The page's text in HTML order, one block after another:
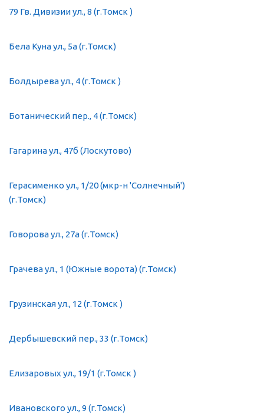
79 Гв. Дивизии ул., 8 (г.Томск )
Бела Куна ул., 5а (г.Томск)
Болдырева ул., 4 (г.Томск )
Ботанический пер., 4 (г.Томск)
Гагарина ул., 47б (Лоскутово)
Герасименко ул., 1/20 (мкр-н 'Солнечный')
(г.Томск)
Говорова ул., 27а (г.Томск)
Грачева ул., 1 (Южные ворота) (г.Томск)
Грузинская ул., 12 (г.Томск )
Дербышевский пер., 33 (г.Томск)
Елизаровых ул., 19/1 (г.Томск )
Ивановского ул., 9 (г.Томск)